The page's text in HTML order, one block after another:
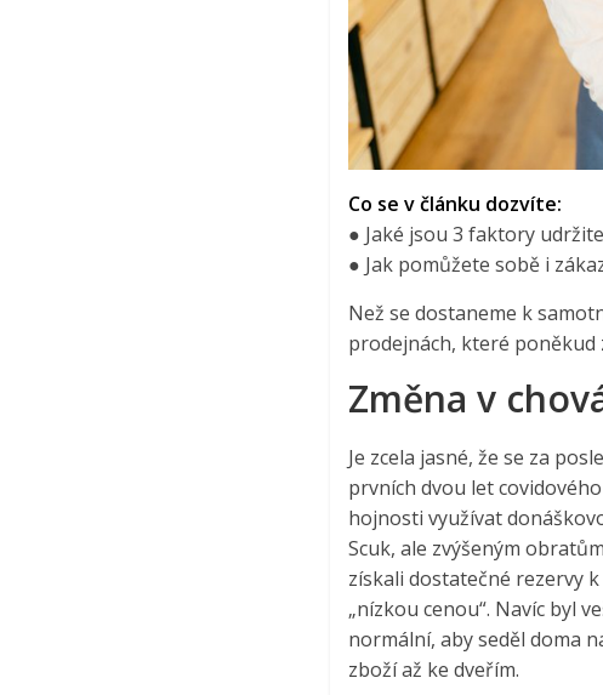
Co se v článku dozvíte:
● Jaké jsou 3 faktory
● Jak pomůžete sobě i
Než se dostaneme k
prodejnách, které poněkud
Změna v
Je zcela jasné, že se za
prvních dvou let
hojnosti využívat
Scuk, ale zvýšeným
získali dostatečné rezervy
„nízkou cenou“. Navíc byl
normální, aby seděl doma
zboží až ke dveřím.